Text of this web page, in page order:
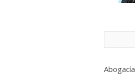
Abogacía